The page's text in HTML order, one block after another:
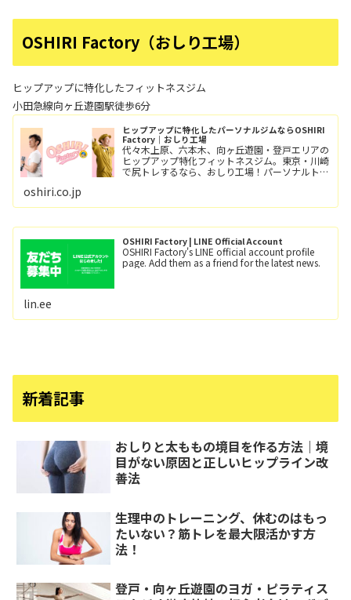
OSHIRI Factory（おしり工場）
ヒップアップに特化したフィットネスジム
小田急線向ヶ丘遊園駅徒歩6分
ヒップアップに特化したパーソナルジムならOSHIRI
Factory｜おしり工場
代々木上原、六本木、向ヶ丘遊園・登戸エリアの
ヒップアップ特化フィットネスジム。東京・川崎
で尻トレするなら、おしり工場！パーソナルトレ
駅/徒歩12分。
oshiri.co.jp
OSHIRI Factory | LINE Official Account
OSHIRI Factory's LINE official account profile
page. Add them as a friend for the latest news.
lin.ee
新着記事
おしりと太ももの境目を作る方法｜境
目がない原因と正しいヒップライン改
善法
生理中のトレーニング、休むのはもっ
たいない？筋トレを最大限活かす方
法！
登戸・向ヶ丘遊園のヨガ・ピラティス